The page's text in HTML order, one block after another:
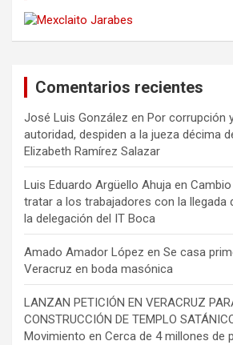
Comentarios recientes
José Luis González en Por corrupción
autoridad, despiden a la jueza décima
Elizabeth Ramírez Salazar
Luis Eduardo Argüello Ahuja en
tratar a los trabajadores con la llegada
la delegación del IT Boca
Amado Amador López en Se casa
Veracruz en boda masónica
LANZAN PETICIÓN EN VERACRUZ
CONSTRUCCIÓN DE TEMPLO
Movimiento en Cerca de 4 millones de